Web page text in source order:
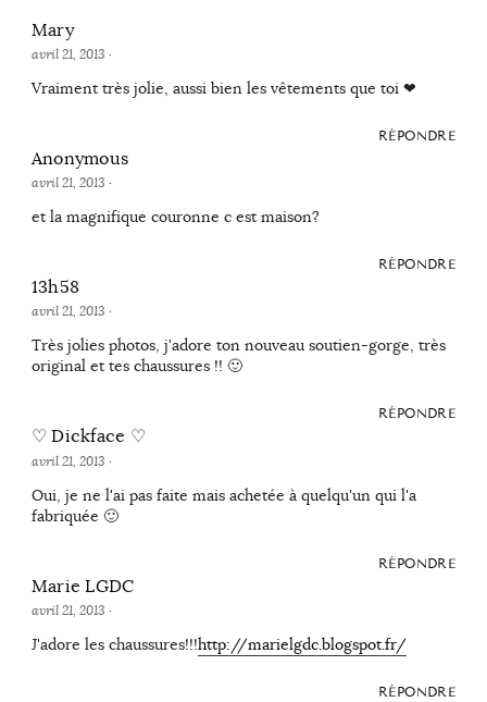
Mary
avril 21, 2013 ·
Vraiment très jolie, aussi bien les vêtements que toi ❤
RÉPONDRE
Anonymous
avril 21, 2013 ·
et la magnifique couronne c est maison?
RÉPONDRE
13h58
avril 21, 2013 ·
Très jolies photos, j'adore ton nouveau soutien-gorge, très
original et tes chaussures !! 🙂
RÉPONDRE
♡ Dickface ♡
avril 21, 2013 ·
Oui, je ne l'ai pas faite mais achetée à quelqu'un qui l'a
fabriquée 🙂
RÉPONDRE
Marie LGDC
avril 21, 2013 ·
J'adore les chaussures!!!http://marielgdc.blogspot.fr/
RÉPONDRE